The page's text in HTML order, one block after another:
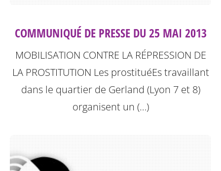
COMMUNIQUÉ DE PRESSE DU 25 MAI 2013
MOBILISATION CONTRE LA RÉPRESSION DE
LA PROSTITUTION Les prostituéEs travaillant
dans le quartier de Gerland (Lyon 7 et 8)
organisent un (…)